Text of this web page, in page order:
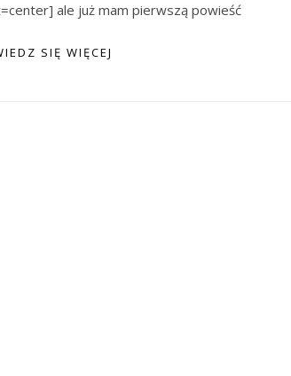
ale już mam pierwszą powieść
SIĘ WIĘCEJ